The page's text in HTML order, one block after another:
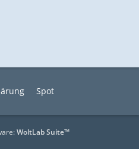
Spot
WoltLab Suite™